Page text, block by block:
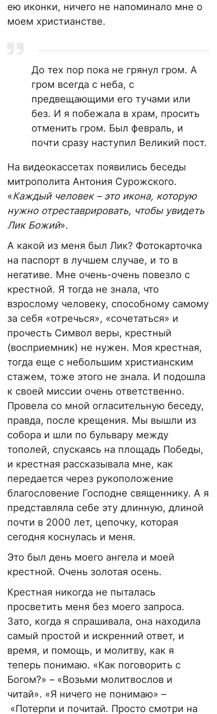
ею иконки, ничего не напоминало мне о
моем христианстве.
До тех пор пока не грянул гром. А
гром всегда с неба, с
предвещающими его тучами или
без. И я побежала в храм, просить
отменить гром. Был февраль, и
почти сразу наступил Великий пост.
На видеокассетах появились беседы
митрополита Антония Сурожского.
«Каждый человек – это икона, которую
нужно отреставрировать, чтобы увидеть
Лик Божий».
А какой из меня был Лик? Фотокарточка
на паспорт в лучшем случае, и то в
негативе. Мне очень-очень повезло с
крестной. Я тогда не знала, что
взрослому человеку, способному самому
за себя «отречься», «сочетаться» и
прочесть Символ веры, крестный
(восприемник) не нужен. Моя крестная,
тогда еще с небольшим христианским
стажем, тоже этого не знала. И подошла
к своей миссии очень ответственно.
Провела со мной огласительную беседу,
правда, после крещения. Мы вышли из
собора и шли по бульвару между
тополей, спускаясь на площадь Победы,
и крестная рассказывала мне, как
передается через рукоположение
благословение Господне священнику. А я
представляла себе эту длинную, длиной
почти в 2000 лет, цепочку, которая
сегодня коснулась и меня.
Это был день моего ангела и моей
крестной. Очень золотая осень.
Крестная никогда не пыталась
просветить меня без моего запроса.
Зато, когда я спрашивала, она находила
самый простой и искренний ответ, и
время, и помощь, и молитву, как я
теперь понимаю. «Как поговорить с
Богом?» – «Возьми молитвослов и
читай». «Я ничего не понимаю» –
«Потерпи и почитай. Просто смотри на